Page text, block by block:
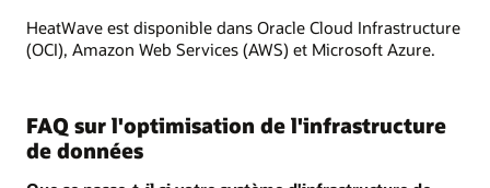
HeatWave est disponible dans Oracle Cloud Infrastructure
(OCI), Amazon Web Services (AWS) et Microsoft Azure.
FAQ sur l'optimisation de l'infrastructure
de données